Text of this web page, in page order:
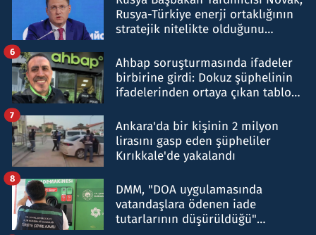
Rusya-Türkiye enerji ortaklığının
stratejik nitelikte olduğunu
Ahbap soruşturmasında ifadeler
birbirine girdi: Dokuz şüphelinin
ifadelerinden ortaya çıkan tablo
6
Ankara'da bir kişinin 2 milyon
lirasını gasp eden şüpheliler
Kırıkkale'de yakalandı
7
DMM, "DOA uygulamasında
vatandaşlara ödenen iade
tutarlarının düşürüldüğü"
8